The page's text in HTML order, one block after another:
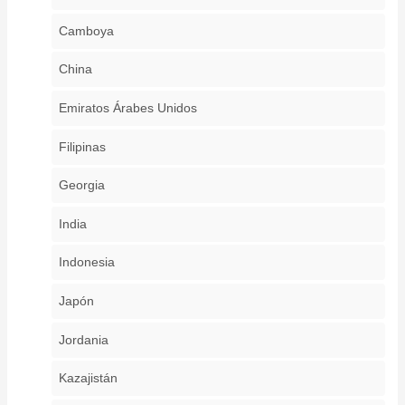
Camboya
China
Emiratos Árabes Unidos
Filipinas
Georgia
India
Indonesia
Japón
Jordania
Kazajistán